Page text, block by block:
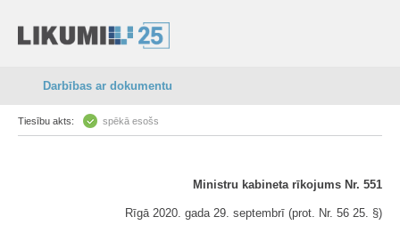
Darbības ar dokumentu
Tiesību akts: spēkā esošs
Ministru kabineta rīkojums Nr. 551
Rīgā 2020. gada 29. septembrī (prot. Nr. 56 25. §)